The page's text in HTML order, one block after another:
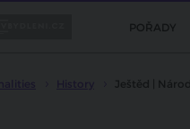
POŘADY
Ještěd |